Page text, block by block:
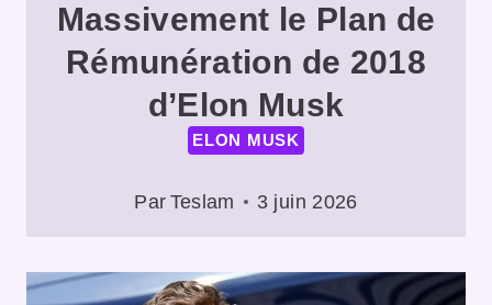
Massivement le Plan de
Rémunération de 2018
d’Elon Musk
ELON MUSK
Par Teslam 3 juin 2026